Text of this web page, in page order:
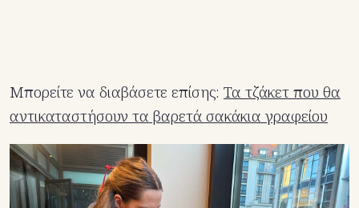
Μπορείτε να διαβάσετε επίσης: Τα τζάκετ που θα
αντικαταστήσουν τα βαρετά σακάκια γραφείου